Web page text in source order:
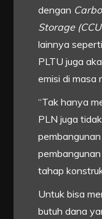
dengan
Storage
lainnya seperti
PLTU juga
emisi di masa
“Tak hanya
PLN juga
tahap
Untuk bisa
butuh dana